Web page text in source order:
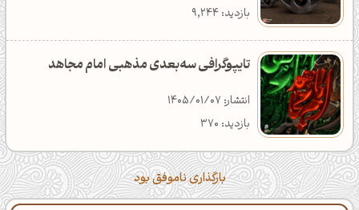
بازدید: 9,244
تایپوگرافی سه‌بعدی مذهبی امام مجاهد
انتشار: 1405/01/07
بازدید: 370
بارگذاری ناموفق بود